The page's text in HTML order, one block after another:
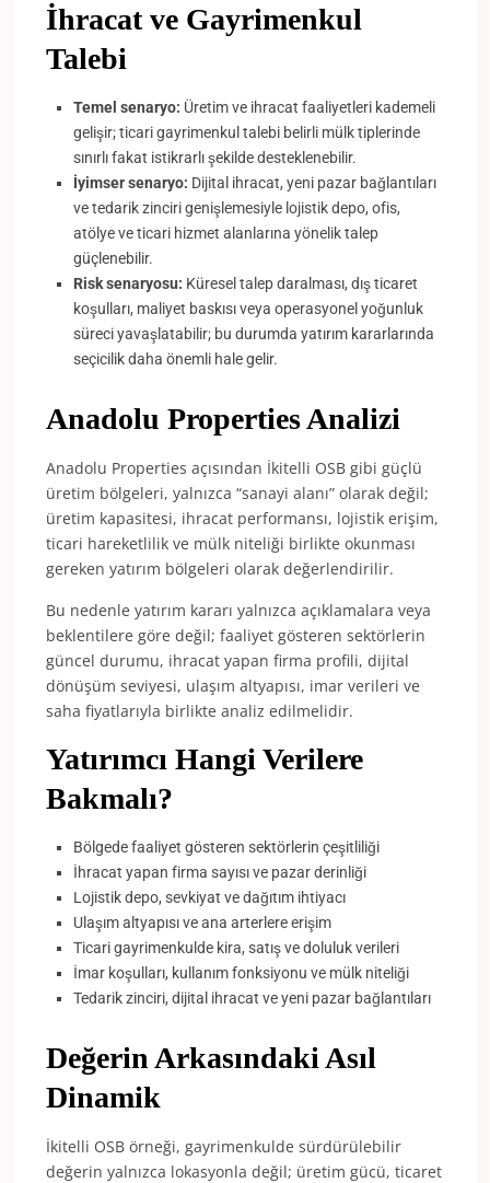
İhracat ve Gayrimenkul
Talebi
Temel senaryo: Üretim ve ihracat faaliyetleri kademeli
gelişir; ticari gayrimenkul talebi belirli mülk tiplerinde
sınırlı fakat istikrarlı şekilde desteklenebilir.
İyimser senaryo: Dijital ihracat, yeni pazar bağlantıları
ve tedarik zinciri genişlemesiyle lojistik depo, ofis,
atölye ve ticari hizmet alanlarına yönelik talep
güçlenebilir.
Risk senaryosu: Küresel talep daralması, dış ticaret
koşulları, maliyet baskısı veya operasyonel yoğunluk
süreci yavaşlatabilir; bu durumda yatırım kararlarında
seçicilik daha önemli hale gelir.
Anadolu Properties Analizi
Anadolu Properties açısından İkitelli OSB gibi güçlü
üretim bölgeleri, yalnızca “sanayi alanı” olarak değil;
üretim kapasitesi, ihracat performansı, lojistik erişim,
ticari hareketlilik ve mülk niteliği birlikte okunması
gereken yatırım bölgeleri olarak değerlendirilir.
Bu nedenle yatırım kararı yalnızca açıklamalara veya
beklentilere göre değil; faaliyet gösteren sektörlerin
güncel durumu, ihracat yapan firma profili, dijital
dönüşüm seviyesi, ulaşım altyapısı, imar verileri ve
saha fiyatlarıyla birlikte analiz edilmelidir.
Yatırımcı Hangi Verilere
Bakmalı?
Bölgede faaliyet gösteren sektörlerin çeşitliliği
İhracat yapan firma sayısı ve pazar derinliği
Lojistik depo, sevkiyat ve dağıtım ihtiyacı
Ulaşım altyapısı ve ana arterlere erişim
Ticari gayrimenkulde kira, satış ve doluluk verileri
İmar koşulları, kullanım fonksiyonu ve mülk niteliği
Tedarik zinciri, dijital ihracat ve yeni pazar bağlantıları
Değerin Arkasındaki Asıl
Dinamik
İkitelli OSB örneği, gayrimenkulde sürdürülebilir
değerin yalnızca lokasyonla değil; üretim gücü, ticaret